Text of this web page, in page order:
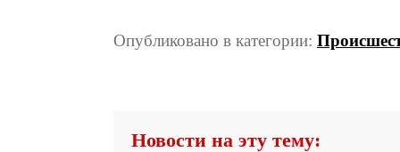
Опубликовано в категории:
Новости на эту тему: